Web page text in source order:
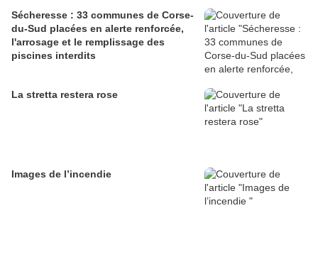
Sécheresse : 33 communes de Corse-
du-Sud placées en alerte renforcée,
l'arrosage et le remplissage des
piscines interdits
La stretta restera rose
Images de l’incendie